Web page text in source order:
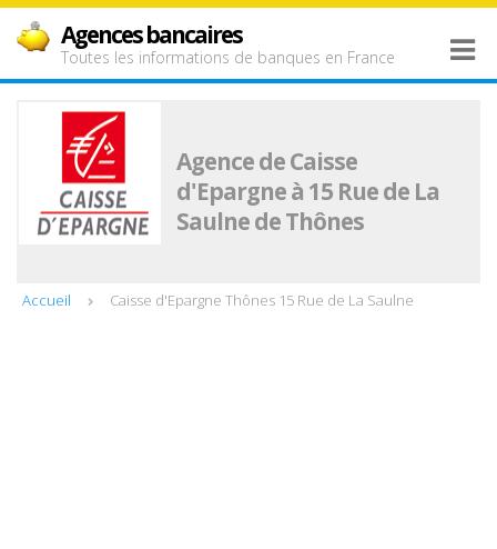
Agences bancaires
Toutes les informations de banques en France
Agence de Caisse
d'Epargne à 15 Rue de La
Saulne de Thônes
Accueil Caisse d'Epargne Thônes 15 Rue de La Saulne